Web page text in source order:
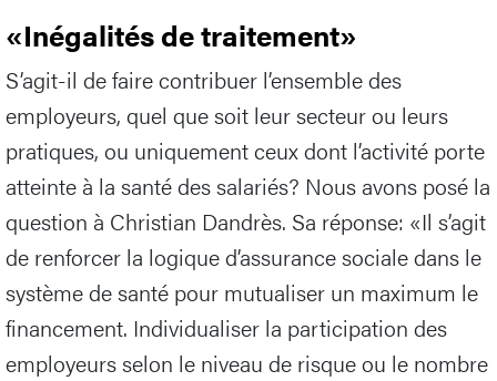
«Inégalités de traitement»
S’agit-il de faire contribuer l’ensemble des
employeurs, quel que soit leur secteur ou leurs
pratiques, ou uniquement ceux dont l’activité porte
atteinte à la santé des salariés? Nous avons posé la
question à Christian Dandrès. Sa réponse: «Il s’agit
de renforcer la logique d’assurance sociale dans le
système de santé pour mutualiser un maximum le
financement. Individualiser la participation des
employeurs selon le niveau de risque ou le nombre